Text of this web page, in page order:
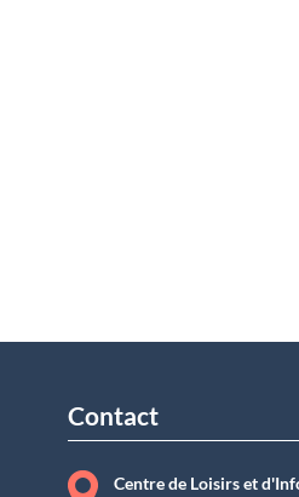
Contact
Centre de Loisirs et